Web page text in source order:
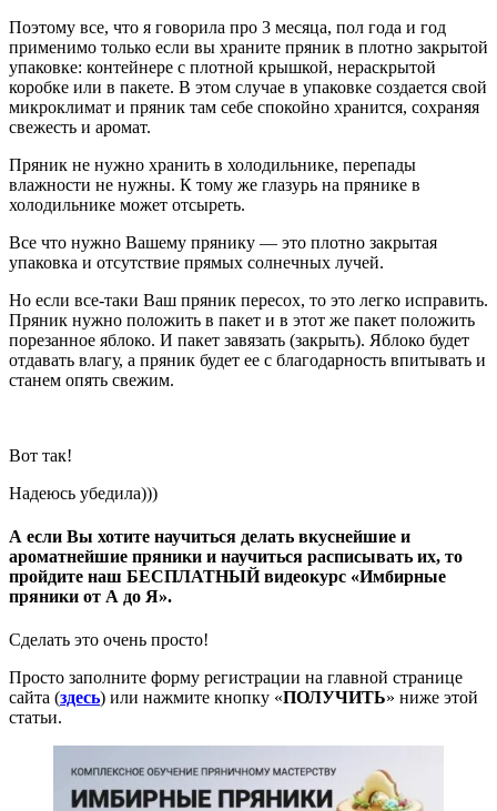
Поэтому все, что я говорила про 3 месяца, пол года и год
применимо только если вы храните пряник в плотно закрытой
упаковке: контейнере с плотной крышкой, нераскрытой
коробке или в пакете. В этом случае в упаковке создается свой
микроклимат и пряник там себе спокойно хранится, сохраняя
свежесть и аромат.
Пряник не нужно хранить в холодильнике, перепады
влажности не нужны. К тому же глазурь на прянике в
холодильнике может отсыреть.
Все что нужно Вашему прянику — это плотно закрытая
упаковка и отсутствие прямых солнечных лучей.
Но если все-таки Ваш пряник пересох, то это легко исправить.
Пряник нужно положить в пакет и в этот же пакет положить
порезанное яблоко. И пакет завязать (закрыть). Яблоко будет
отдавать влагу, а пряник будет ее с благодарность впитывать и
станем опять свежим.
Вот так!
Надеюсь убедила)))
А если Вы хотите научиться делать вкуснейшие и
ароматнейшие пряники и научиться расписывать их, то
пройдите наш БЕСПЛАТНЫЙ видеокурс «Имбирные
пряники от А до Я».
Сделать это очень просто!
Просто заполните форму регистрации на главной странице
сайта (здесь) или нажмите кнопку «ПОЛУЧИТЬ» ниже этой
статьи.